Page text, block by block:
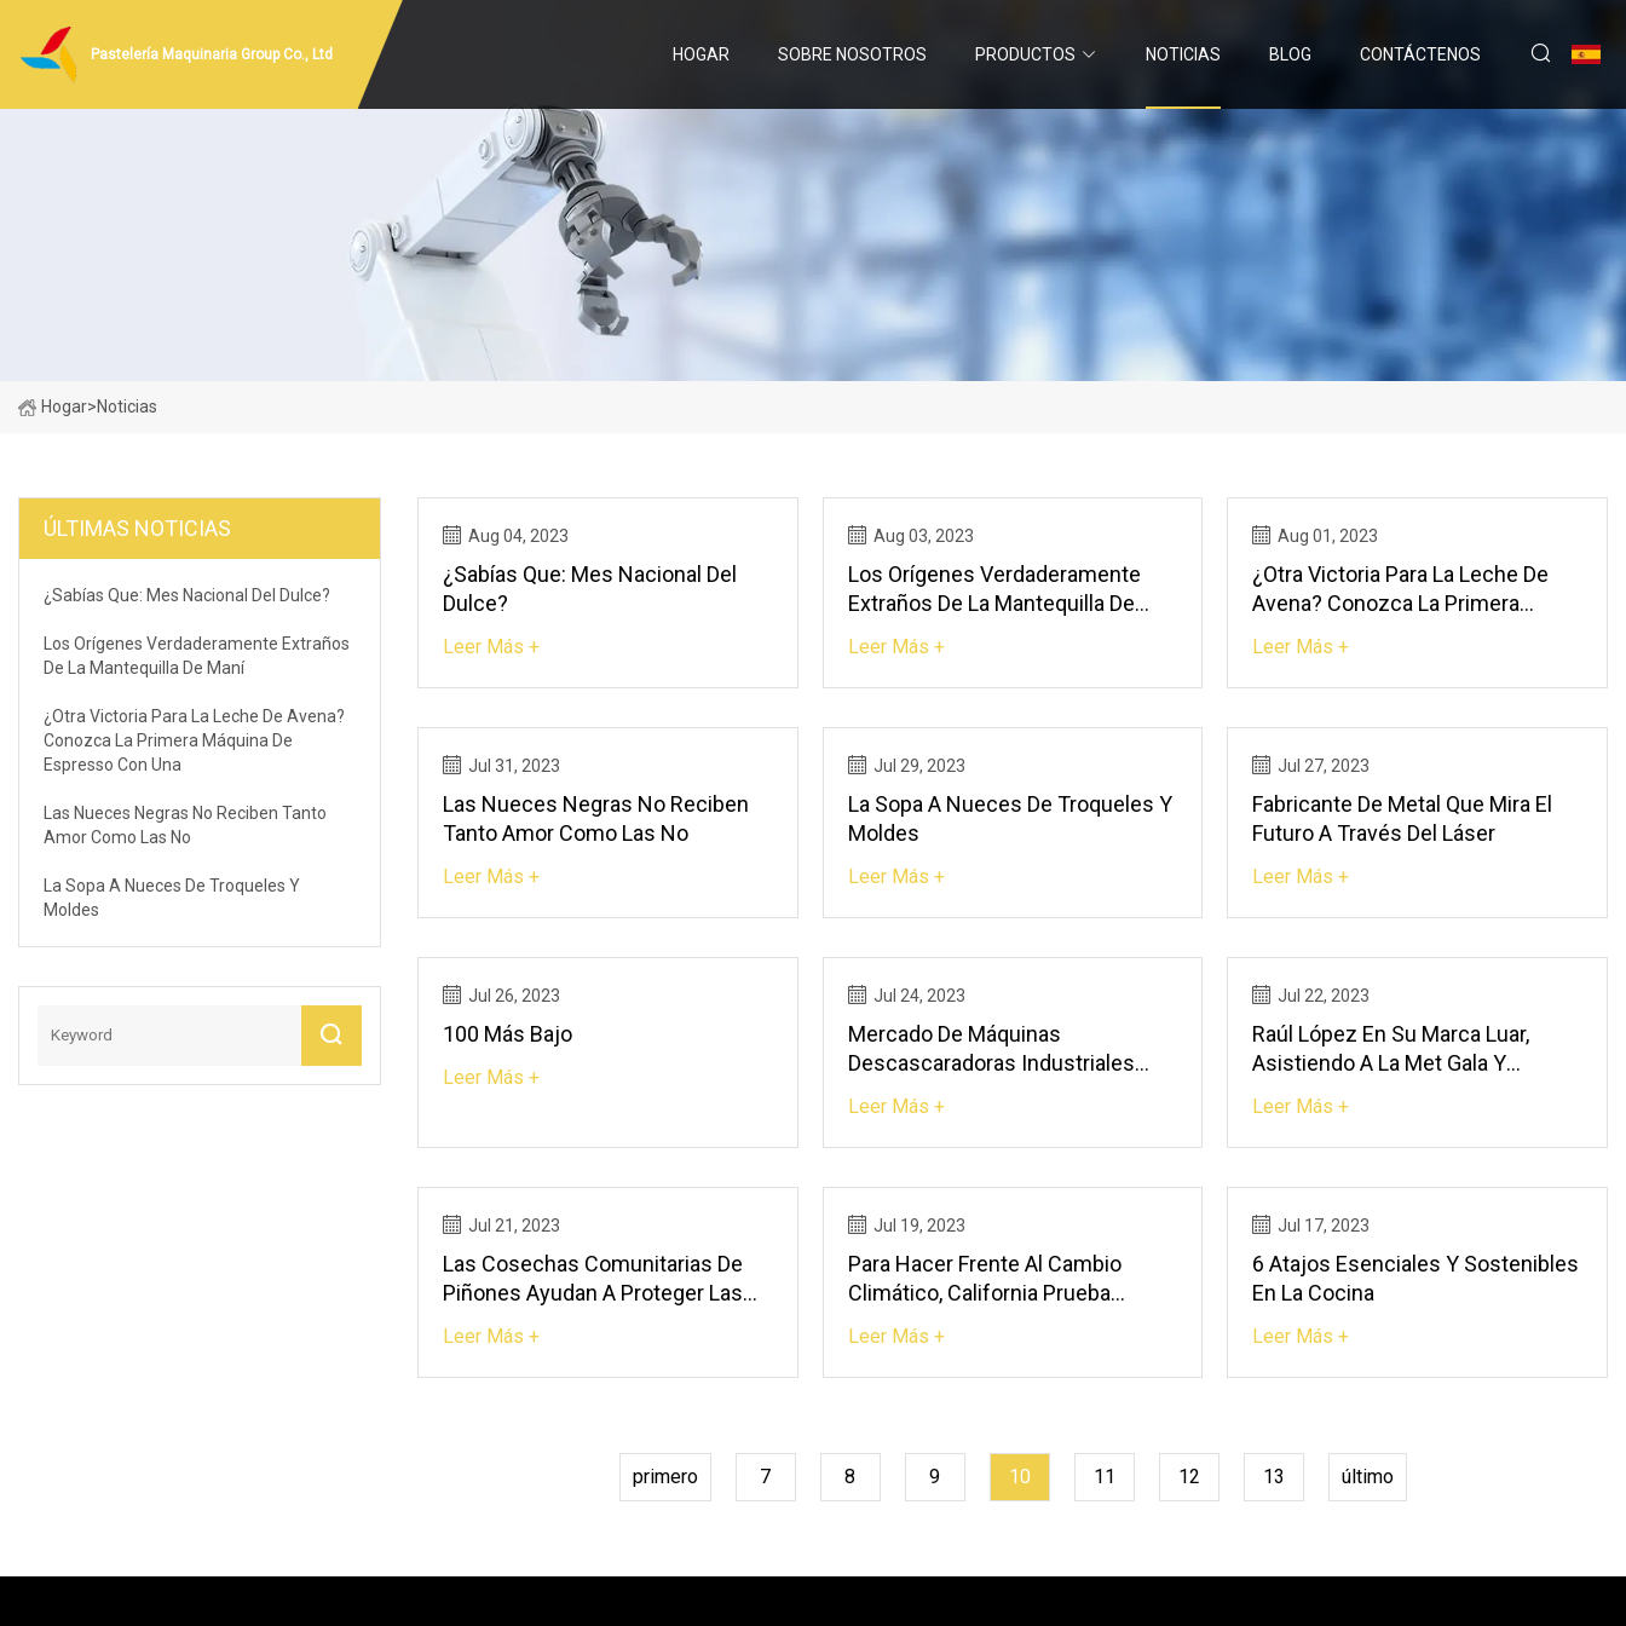
Pastelería Maquinaria Group Co., Ltd HOGAR SOBRE NOSOTROS PRODUCTOS NOTICIAS BLOG CONTÁCTENOS
Hogar>Noticias
ÚLTIMAS NOTICIAS
¿Sabías Que: Mes Nacional Del Dulce?
Los Orígenes Verdaderamente Extraños
De La Mantequilla De Maní
¿Otra Victoria Para La Leche De Avena?
Conozca La Primera Máquina De
Espresso Con Una
Las Nueces Negras No Reciben Tanto
Amor Como Las No
La Sopa A Nueces De Troqueles Y
Moldes
Aug 04, 2023
¿Sabías Que: Mes Nacional Del
Dulce?
Leer Más +
Aug 03, 2023
Los Orígenes Verdaderamente
Extraños De La Mantequilla De
Leer Más +
Aug 01, 2023
¿Otra Victoria Para La Leche De
Avena? Conozca La Primera
Leer Más +
Jul 31, 2023
Las Nueces Negras No Reciben
Tanto Amor Como Las No
Leer Más +
Jul 29, 2023
La Sopa A Nueces De Troqueles Y
Moldes
Leer Más +
Jul 27, 2023
Fabricante De Metal Que Mira El
Futuro A Través Del Láser
Leer Más +
Jul 26, 2023
100 Más Bajo
Leer Más +
Jul 24, 2023
Mercado De Máquinas
Descascaradoras Industriales
Futuro Y Exploración De Nuevas
Tendencias
Leer Más +
Jul 22, 2023
Raúl López En Su Marca Luar,
Asistiendo A La Met Gala Y
Moda De Nueva York
Leer Más +
Jul 21, 2023
Las Cosechas Comunitarias De
Piñones Ayudan A Proteger Las
Leer Más +
Jul 19, 2023
Para Hacer Frente Al Cambio
Climático, California Prueba
Leer Más +
Jul 17, 2023
6 Atajos Esenciales Y Sostenibles
En La Cocina
Leer Más +
primero 7 8 9 10 11 12 13 último